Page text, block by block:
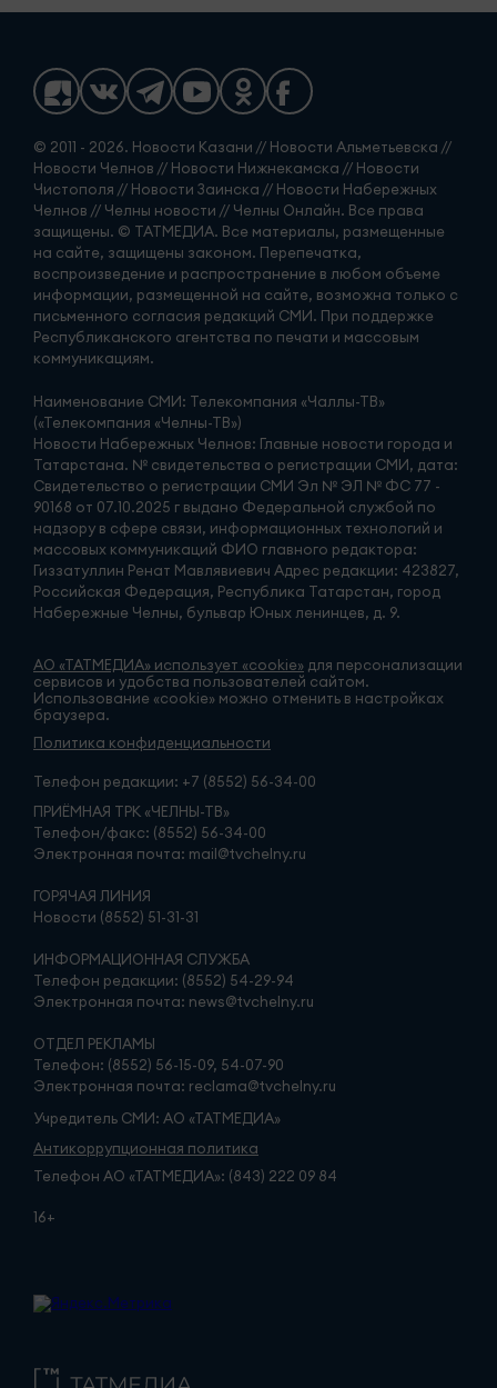
© 2011 - 2026. Новости Казани // Новости Альметьевска //
Новости Челнов // Новости Нижнекамска // Новости
Чистополя // Новости Заинска // Новости Набережных
Челнов // Челны новости // Челны Онлайн. Все права
защищены. © ТАТМЕДИА. Все материалы, размещенные
на сайте, защищены законом. Перепечатка,
воспроизведение и распространение в любом объеме
информации, размещенной на сайте, возможна только с
письменного согласия редакций СМИ. При поддержке
Республиканского агентства по печати и массовым
коммуникациям.
Наименование СМИ: Телекомпания «Чаллы-ТВ»
(«Телекомпания «Челны-ТВ»)
Новости Набережных Челнов: Главные новости города и
Татарстана. № свидетельства о регистрации СМИ, дата:
Свидетельство о регистрации СМИ Эл № ЭЛ № ФС 77 -
90168 от 07.10.2025 г выдано Федеральной службой по
надзору в сфере связи, информационных технологий и
массовых коммуникаций ФИО главного редактора:
Гиззатуллин Ренат Мавлявиевич Адрес редакции: 423827,
Российская Федерация, Республика Татарстан, город
Набережные Челны, бульвар Юных ленинцев, д. 9.
АО «ТАТМЕДИА» использует «cookie» для персонализации
сервисов и удобства пользователей сайтом.
Использование «cookie» можно отменить в настройках
браузера.
Политика конфиденциальности
Телефон редакции: +7 (8552) 56-34-00
ПРИЁМНАЯ ТРК «ЧЕЛНЫ-ТВ»
Телефон/факс: (8552) 56-34-00
Электронная почта: mail@tvchelny.ru
ГОРЯЧАЯ ЛИНИЯ
Новости (8552) 51-31-31
ИНФОРМАЦИОННАЯ СЛУЖБА
Телефон редакции: (8552) 54-29-94
Электронная почта: news@tvchelny.ru
ОТДЕЛ РЕКЛАМЫ
Телефон: (8552) 56-15-09, 54-07-90
Электронная почта: reclama@tvchelny.ru
Учредитель СМИ: АО «ТАТМЕДИА»
Антикоррупционная политика
Телефон АО «ТАТМЕДИА»: (843) 222 09 84
16+